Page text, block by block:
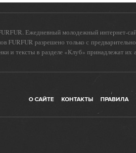
Ежедневный молодежный интернет-
FURFUR разрешено только с
и тексты в разделе «Клуб» принадлежат их
О САЙТЕ КОНТАКТЫ ПРАВИЛА